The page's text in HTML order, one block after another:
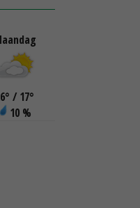
° / 17°
10 %